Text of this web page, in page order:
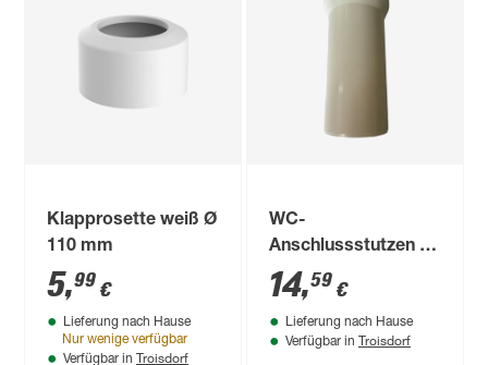
Klapprosette weiß Ø
110 mm
5,99 €
Lieferung nach Hause
Nur wenige verfügbar
Verfügbar in Troisdorf
WC-
Anschlussstutzen Ø
90 mm
14,59 €
Lieferung nach Hause
Verfügbar in Troisdorf